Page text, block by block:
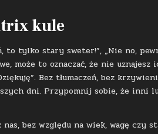
kule
to tylko stary sweter!”, „Nie no,
może to oznaczać, że nie uznajesz
Bez tłumaczeń, bez
dni. Przypomnij sobie, że inni
bez względu na wiek, wagę czy